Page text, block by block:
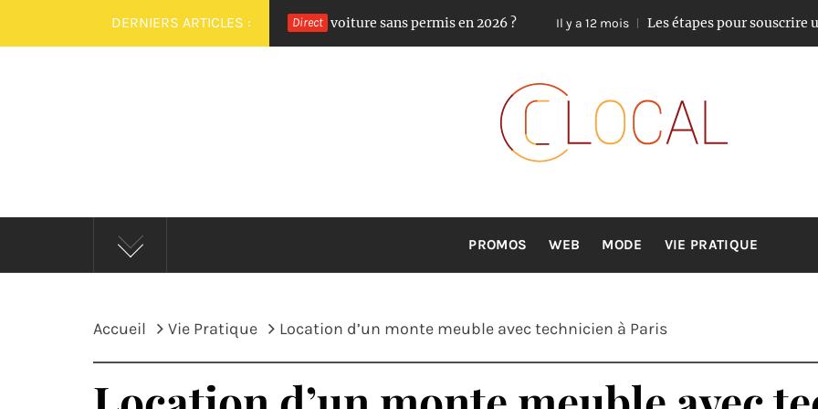
au
DERNIERS ARTICLES : Direct
Quels sont les meilleurs modèles de voiture sans permis en 2026 ? Il y a 12 mois Les étapes pour souscrire une
CLOCAL
De la proximité dans vos services
PROMOS WEB MODE VIE PRATIQUE
Accueil Vie Pratique Location d’un monte meuble avec technicien à Paris